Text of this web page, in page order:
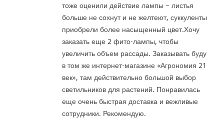
тоже оценили действие лампы – листья
больше не сохнут и не желтеют, суккуленты
приобрели более насыщенный цвет.Хочу
заказать еще 2 фито-лампы, чтобы
увеличить объем рассады. Заказывать буду
в том же интернет-магазине «Агрономия 21
век», там действительно большой выбор
светильников для растений. Понравилась
еще очень быстрая доставка и вежливые
сотрудники. Рекомендую.